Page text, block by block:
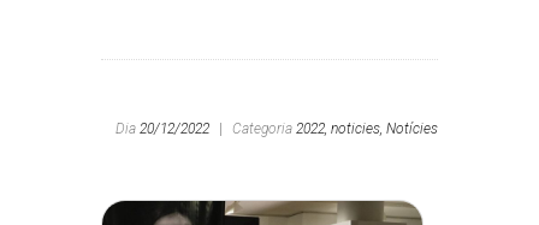
Dia 20/12/2022 Categoria 2022, noticies, Notícies